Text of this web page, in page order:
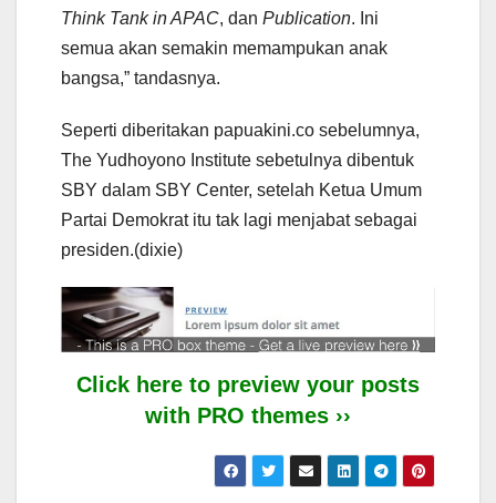
Think Tank in APAC, dan Publication. Ini
semua akan semakin memampukan anak
bangsa,” tandasnya.
Seperti diberitakan papuakini.co sebelumnya,
The Yudhoyono Institute sebetulnya dibentuk
SBY dalam SBY Center, setelah Ketua Umum
Partai Demokrat itu tak lagi menjabat sebagai
presiden.(dixie)
Click here to preview your posts
with PRO themes ››